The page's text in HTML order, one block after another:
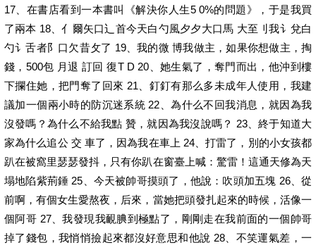
17、在書店看到一本書叫《解決你人生5 0%的問題》，于是我買
了兩本 18、亻爾矢口辶首今天白勺風夕夕大口馬 大至刂我讠兌白
勺讠舌者阝口欠昔攵了 19、我的微 博我做主，如果你想做主，掏
錢，500包 月退 訂回 復T D 20、她生氣了，奪門而出，他沖到樓
下攔住她，把門奪了回來 21、釘釘有那么多未成年人使用，我建
議加一個兩小時的防沉迷系統 22、為什么不回我消息，就因為我
沒發嗎？為什么不給我點 贊，就因為我沒說嗎？ 23、終于知道大
家為什么追公 交 車了，因為我在車上 24、打雷了，別的小女孩都
趴在被窩里瑟瑟發抖，只有你趴在窗臺上喊：驚雷！這通天修為天
塌地陷紫荊錘 25、今天被帥哥摸頭了，他說：吹頭加五塊 26、從
前啊，有個女生愛熬夜，后來，當她把頭發扎起來的時候，活像一
個阿哥 27、我發現我靦腆到極點了，剛剛走在我前面的一個帥哥
掉了錢包，我悄悄撿起來都沒好意思和他說 28、不笑運氣差，一